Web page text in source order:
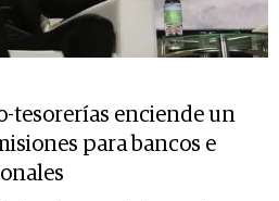
tesorerías enciende un
para bancos e